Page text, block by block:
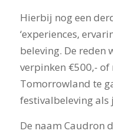
Hierbij nog een
‘experiences,
beleving. De reden
verpinken €500,-
Tomorrowland te
festivalbeleving als
De naam Caudron